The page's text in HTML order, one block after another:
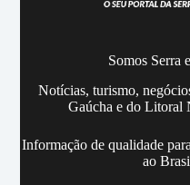
Somos Serra
Notícias, turismo,
Gaúcha e do Litoral
Informação de qualidade
ao